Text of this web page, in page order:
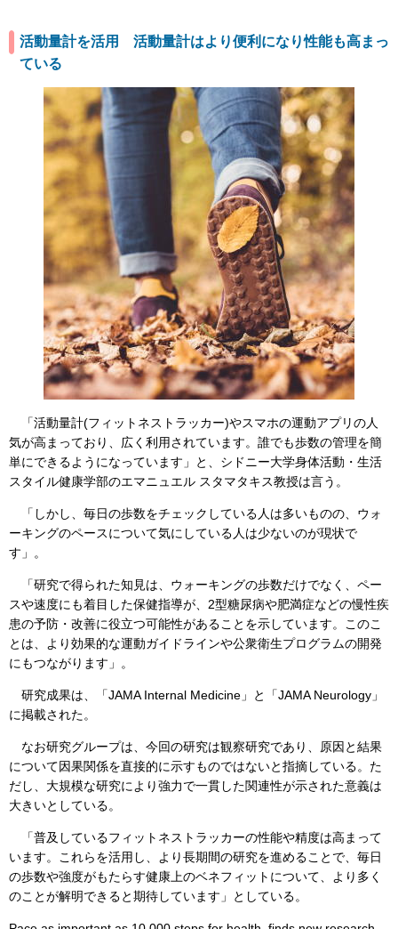
活動量計を活用 活動量計はより便利になり性能も高まっ
ている
「活動量計(フィットネストラッカー)やスマホの運動アプリの人
気が高まっており、広く利用されています。誰でも歩数の管理を簡
単にできるようになっています」と、シドニー大学身体活動・生活
スタイル健康学部のエマニュエル スタマタキス教授は言う。
「しかし、毎日の歩数をチェックしている人は多いものの、ウォ
ーキングのペースについて気にしている人は少ないのが現状で
す」。
「研究で得られた知見は、ウォーキングの歩数だけでなく、ペー
スや速度にも着目した保健指導が、2型糖尿病や肥満症などの慢性疾
患の予防・改善に役立つ可能性があることを示しています。このこ
とは、より効果的な運動ガイドラインや公衆衛生プログラムの開発
にもつながります」。
研究成果は、「JAMA Internal Medicine」と「JAMA Neurology」
に掲載された。
なお研究グループは、今回の研究は観察研究であり、原因と結果
について因果関係を直接的に示すものではないと指摘している。た
だし、大規模な研究により強力で一貫した関連性が示された意義は
大きいとしている。
「普及しているフィットネストラッカーの性能や精度は高まって
います。これらを活用し、より長期間の研究を進めることで、毎日
の歩数や強度がもたらす健康上のベネフィットについて、より多く
のことが解明できると期待しています」としている。